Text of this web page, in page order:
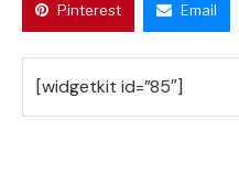
Pinterest Email
[widgetkit id=”85″]